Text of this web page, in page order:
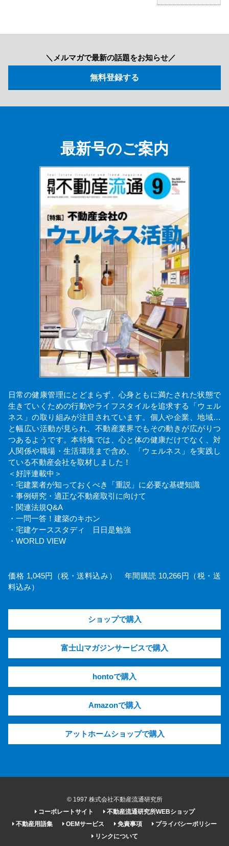
＼メルマガで最新の話題をお知らせ／
最新号のご案内
日常の健康管理にとどまらず、心身ともに満たされた状態で
生きていくための行動やライフスタイルを追求する「ウェル
ネス」の取り組みが注目されています。個人や企業、地域…
と幅広い活動が見られ、不動産業界でもその動きが広がりつ
つあるようです。本特集では、心と体の健康だけでなく、対
人関係や職場・生活環境まで含め、「ウェルネス」を実践し
ている不動産会社を取材しました！
＜好評連載中＞
・宅建業者が知っておくべき「重説」に必要な基礎知識
・事例研究・適正な不動産取引に向けて
・関連法規Q&A
・一問一答！建築のキホン
・宅建ケーススタディ 日日是勉強
・WORLD VIEW
価格 1,045円（税・送料込み） 年間購読 10,266円（税・送
料込み）
ショップで購入
富士山マガジンサービスで購入
hontoで購入
Amazonで購入
アットホームショップで購入
© 1997 株式会社不動産流通研究所
コーポレートサイト
不動産流通研究所WEBショップ
不動産用語集
OEMサービス 免責事項
プライバシーポリシー
リンクについて